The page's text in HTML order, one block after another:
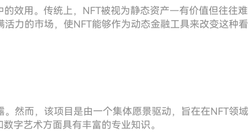
的效用。传统上，NFT被视为静态资产—有价值但往往难
力的市场，使NFT能够作为动态金融工具来改变这种看
然而，该项目是由一个集体愿景驱动，旨在在NFT领域
字艺术方面具有丰富的专业知识。